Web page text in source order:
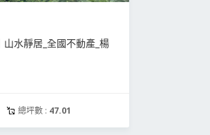
水靜居_全國不動產_楊
總坪數 : 47.01